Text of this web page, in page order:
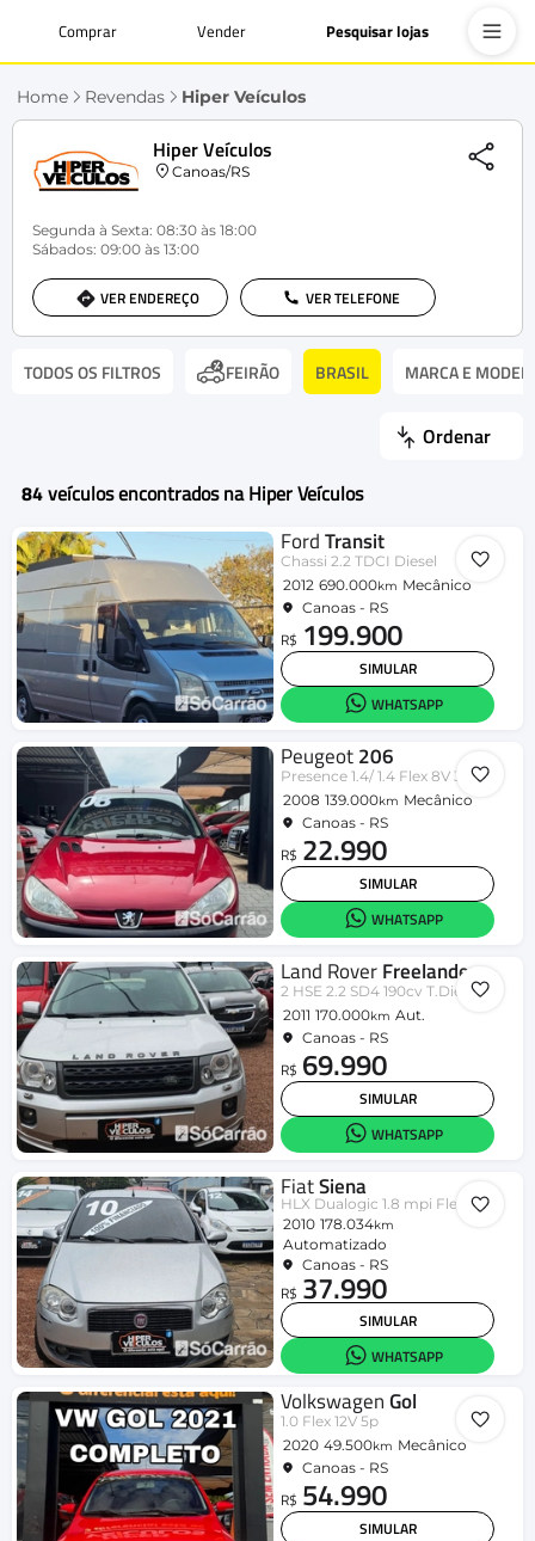
Comprar Vender Pesquisar lojas
Home Revendas Hiper Veículos
Hiper Veículos
Canoas/RS
Segunda à Sexta: 08:30 às 18:00
Sábados: 09:00 às 13:00
VER ENDEREÇO VER TELEFONE
TODOS OS FILTROS FEIRÃO BRASIL MARCA E
Ordenar
84veículos encontrados na Hiper Veículos
FordTransit
Chassi 2.2 TDCI Diesel
2012 690.000km Mecânico
Canoas - RS
R$ 199.900
SIMULAR
WHATSAPP
Peugeot206
Presence 1.4/ 1.4 Flex 8V 3p
2008 139.000km Mecânico
Canoas - RS
R$ 22.990
SIMULAR
WHATSAPP
Land RoverFreelander
2 HSE 2.2 SD4 190cv T.Diesel
2011 170.000km Aut.
Canoas - RS
R$ 69.990
SIMULAR
WHATSAPP
FiatSiena
HLX Dualogic 1.8 mpi Flex 8V 4p
2010 178.034km
Automatizado
Canoas - RS
R$ 37.990
SIMULAR
WHATSAPP
VolkswagenGol
1.0 Flex 12V 5p
2020 49.500km Mecânico
Canoas - RS
R$ 54.990
SIMULAR